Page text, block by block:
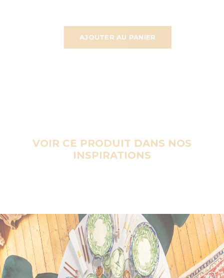
AJOUTER AU PANIER
VOIR CE PRODUIT DANS NOS
INSPIRATIONS